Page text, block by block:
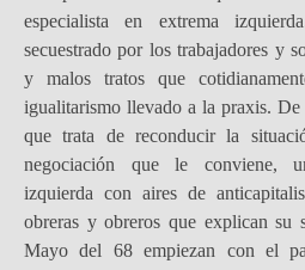
especialista en extrema
secuestrado por los trabajadores y
y malos tratos que
igualitarismo llevado a la praxis.
que trata de reconducir la
negociación que le conviene,
izquierda con aires de
obreras y obreros que explican su
Mayo del 68 empiezan con el